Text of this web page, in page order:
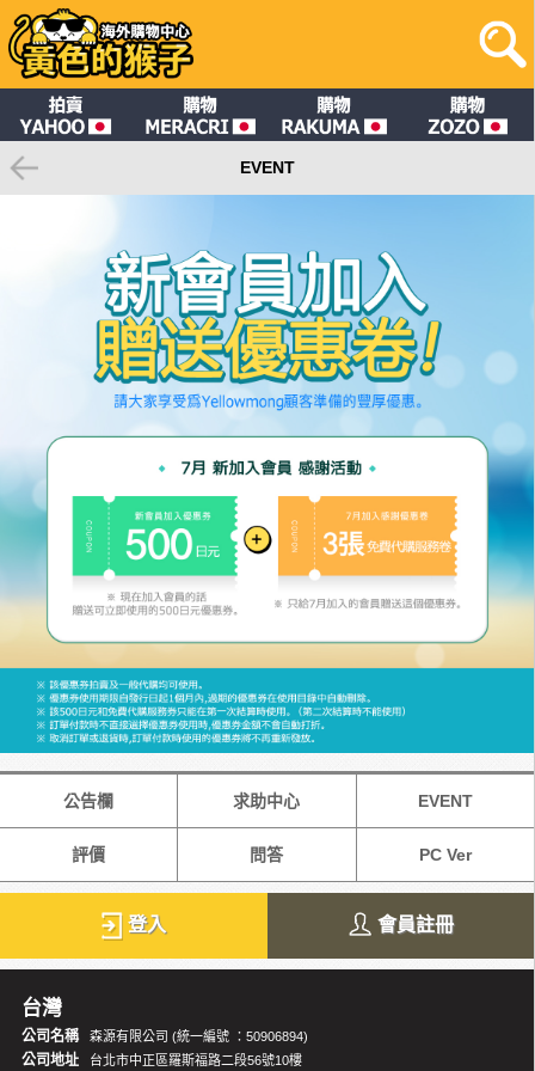
EVENT
公告欄 求助中心 EVENT
評價 問答 PC Ver
登入 會員註冊
台灣
公司名稱 森源有限公司 (統一編號 ：50906894)
公司地址 台北市中正區羅斯福路二段56號10樓